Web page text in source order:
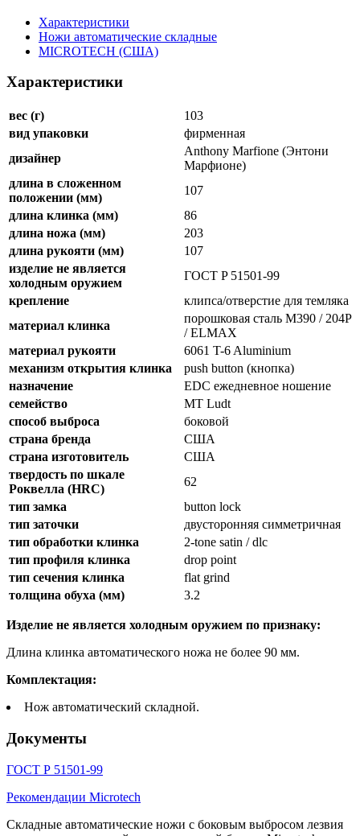
Характеристики
Ножи автоматические складные
MICROTECH (США)
Характеристики
вес (г)
103
вид упаковки
фирменная
дизайнер
Anthony Marfione (Энтони
Марфионе)
длина в сложенном
положении (мм)
107
длина клинка (мм)
86
длина ножа (мм)
203
длина рукояти (мм)
107
изделие не является
холодным оружием
ГОСТ P 51501-99
крепление
клипса/отверстие для темляка
материал клинка
порошковая сталь M390 / 204P
/ ELMAX
материал рукояти
6061 T-6 Aluminium
механизм открытия клинка
push button (кнопка)
назначение
EDC ежедневное ношение
семейство
MT Ludt
способ выброса
боковой
страна бренда
США
страна изготовитель
США
твердость по шкале
Роквелла (HRC)
62
тип замка
button lock
тип заточки
двусторонняя симметричная
тип обработки клинка
2-tone satin / dlc
тип профиля клинка
drop point
тип сечения клинка
flat grind
толщина обуха (мм)
3.2
Изделие не является холодным оружием по признаку:
Длина клинка автоматического ножа не более 90 мм.
Комплектация:
Нож автоматический складной.
Документы
ГОСТ Р 51501-99
Рекомендации Microtech
Складные автоматические ножи с боковым выбросом лезвия